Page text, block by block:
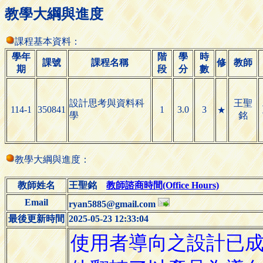
教學大綱與進度
課程基本資料：
學年
期
課號 課程名稱
階
段
學
分
時
數
修 教師
114-1 350841
設計思考與資料科
學
1 3.0 3 ★
王聖
銘
教學大綱與進度：
教師姓名 王聖銘教師諮商時間(Office Hours)
Email
ryan5885@gmail.com
最後更新時間 2025-05-23 12:33:04